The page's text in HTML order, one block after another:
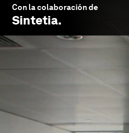
Con la colaboración de
Sintetia.